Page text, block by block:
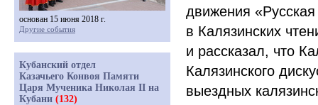
движения «Русская
в Калязинских
и рассказал, что
Калязинского
выездных
основан 15 июня 2018 г.
Другие события
Кубанский отдел
Казачьего Конвоя Памяти
Царя Мученика Николая II на
Кубани (132)